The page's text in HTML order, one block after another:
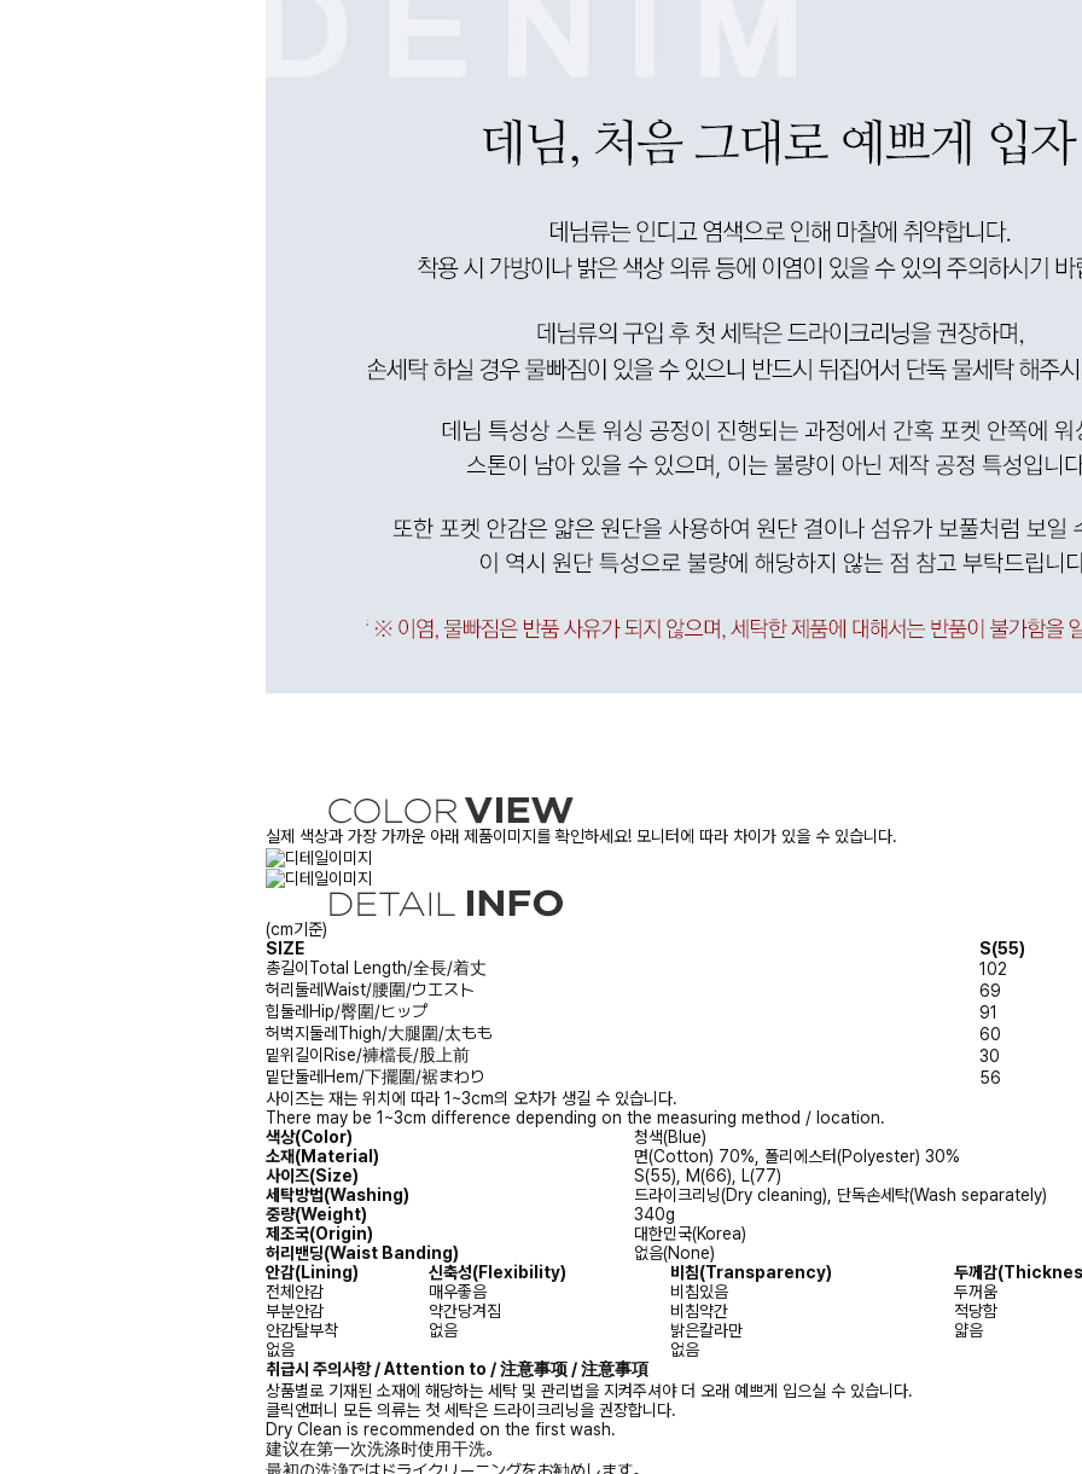
실제 색상과 가장 가까운 아래 제품이미지를 확인하세요! 모니터에 따라 차이가 있을 수 있습니다.
(cm기준)
SIZE
S(55)
총길이 Total Length/全長/着丈
102
허리둘레Waist/腰圍/ウエスト
69
힙둘레 Hip/臀圍/ヒップ
91
허벅지둘레 Thigh/大腿圍/太もも
60
밑위길이 Rise/褲檔長/股上前
30
밑단둘레 Hem/下擺圍/裾まわり
56
사이즈는 재는 위치에 따라 1~3cm의 오차가 생길 수 있습니다.
There may be 1~3cm difference depending on the measuring method / location.
색상(Color)
청색(Blue)
소재(Material)
면(Cotton) 70%, 폴리에스터(Polyester) 30%
사이즈(Size)
S(55), M(66), L(77)
세탁방법(Washing)
드라이크리닝(Dry cleaning), 단독손세탁(Wash separately)
중량(Weight)
340g
제조국(Origin)
대한민국(Korea)
허리밴딩(Waist Banding)
없음(None)
안감(Lining) 신축성(Flexibility) 비침(Transparency) 두께감
전체안감
매우좋음 비침있음
두꺼움
부분안감
약간당겨짐 비침약간
적당함
안감탈부착
없음 밝은칼라만
얇음
없음
없음
취급시 주의사항 / Attention to / 注意事项 / 注意事項
상품별로 기재된 소재에 해당하는 세탁 및 관리법을 지켜주셔야 더 오래 예쁘게 입으실 수 있습니다.
클릭앤퍼니 모든 의류는 첫 세탁은 드라이크리닝을 권장합니다.
Dry Clean is recommended on the first wash.
建议在第一次洗涤时使用干洗。